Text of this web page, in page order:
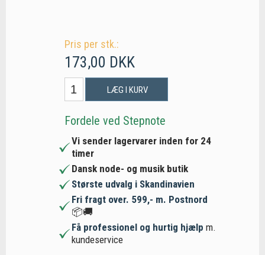
Pris per stk.:
173,00 DKK
LÆG I KURV
Fordele ved Stepnote
Vi sender lagervarer inden for 24
timer
Dansk node- og musik butik
Største udvalg i Skandinavien
Fri fragt over. 599,- m. Postnord
📦🚚
Få professionel og hurtig hjælp m.
kundeservice